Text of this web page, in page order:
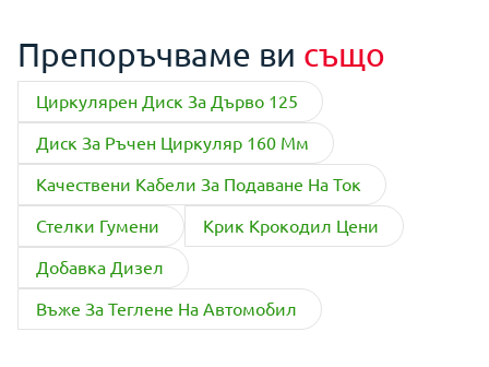
Препоръчваме ви също
Циркулярен Диск За Дърво 125
Диск За Ръчен Циркуляр 160 Мм
Качествени Кабели За Подаване На Ток
Стелки Гумени
Крик Крокодил Цени
Добавка Дизел
Въже За Теглене На Автомобил